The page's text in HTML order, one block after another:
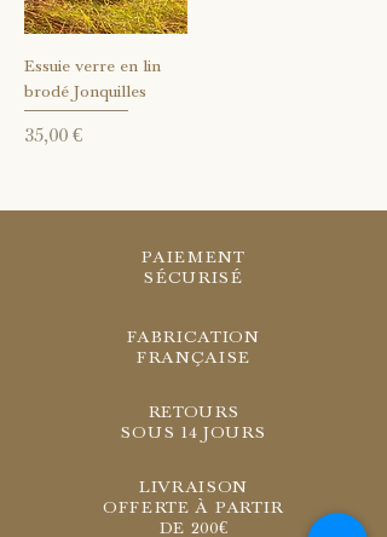
Essuie verre en lin
brodé Jonquilles
Prix
35,00 €
PAIEMENT
SÉCURISÉ
FABRICATION
FRANÇAISE
RETOURS
SOUS 14 JOURS
LIVRAISON
OFFERTE À PARTIR
DE 200€